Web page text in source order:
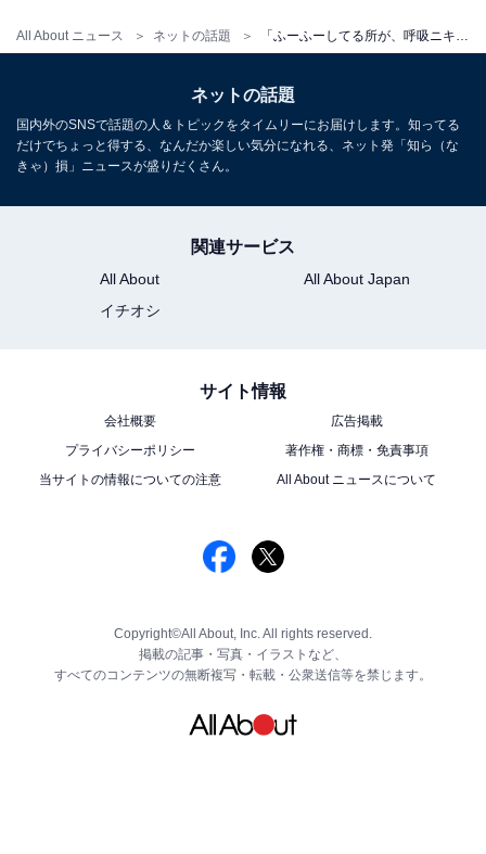
All About ニュース ネットの話題 「ふーふーしてる所が、呼吸ニキ」岩本照、ミラノでのオフショット！「可愛すぎる大男」「母性出た」
ネットの話題
国内外のSNSで話題の人＆トピックをタイムリーにお届けします。知ってる
だけでちょっと得する、なんだか楽しい気分になれる、ネット発「知ら（な
きゃ）損」ニュースが盛りだくさん。
関連サービス
All About
All About Japan
イチオシ
サイト情報
会社概要
広告掲載
プライバシーポリシー
著作権・商標・免責事項
当サイトの情報についての注意
All About ニュースについて
Copyright©All About, Inc. All rights reserved.
掲載の記事・写真・イラストなど、
すべてのコンテンツの無断複写・転載・公衆送信等を禁じます。